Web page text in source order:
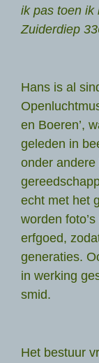
ik pas toen ik
Zuiderdiep
Hans is al
en Boeren’,
geleden in
onder
echt met het
worden
erfgoed,
generaties.
in werking
smid.
Het bestuur